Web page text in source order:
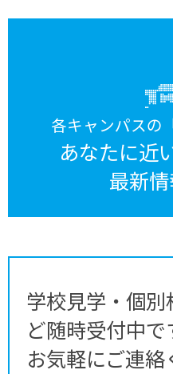
各キャンパスの
あなたに近
最新
学校見学・個
ど随時受付中で
お気軽にご連絡